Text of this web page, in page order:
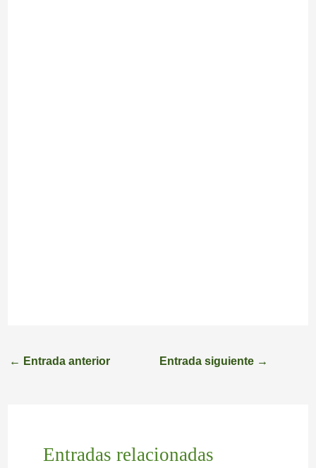
← Entrada anterior Entrada siguiente →
Entradas relacionadas